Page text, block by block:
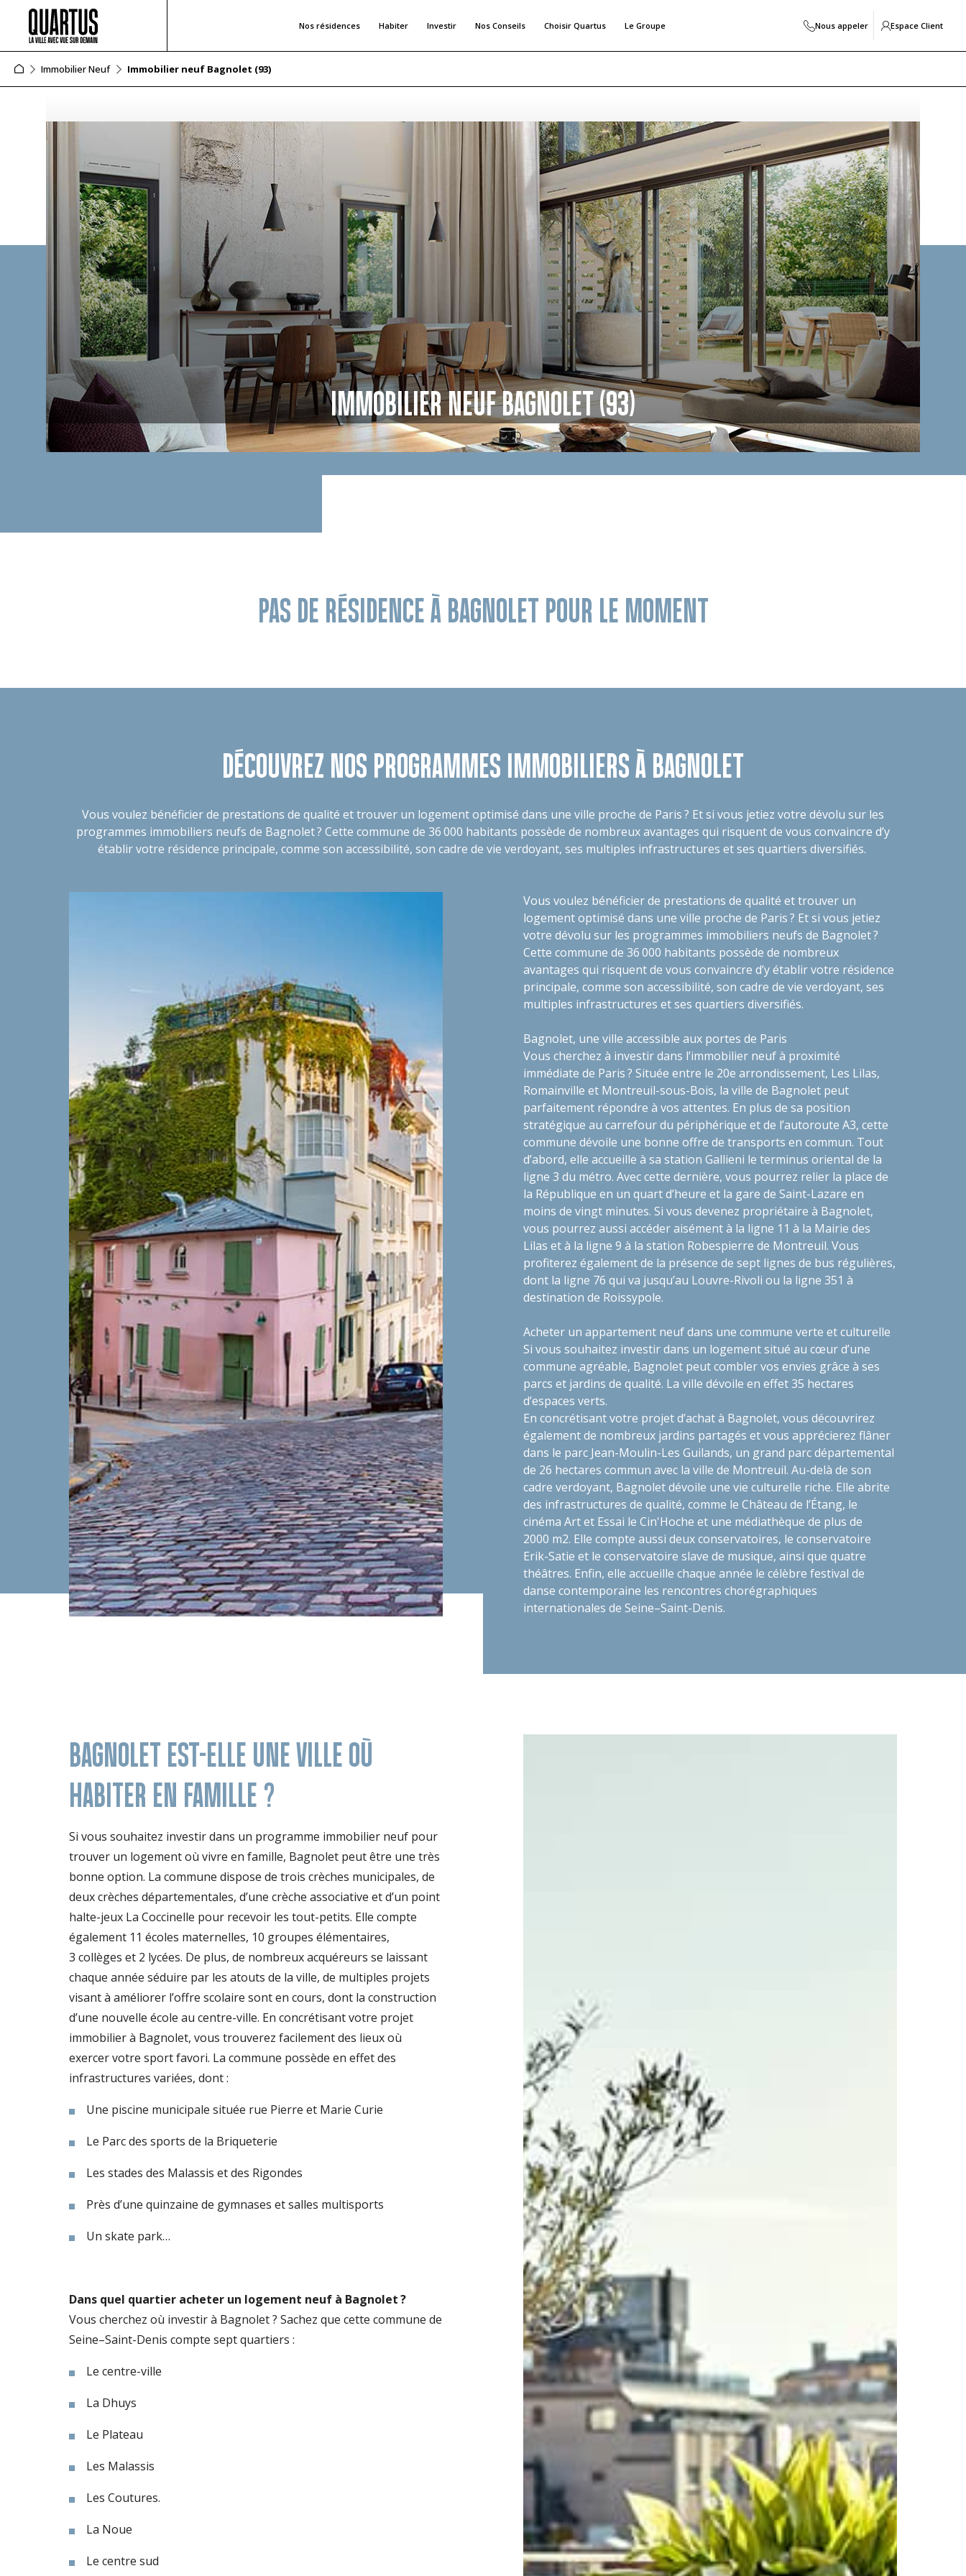
Nos résidences Habiter Investir Nos Conseils Choisir Quartus Le Groupe Nous appeler Espace Client
Immobilier Neuf Immobilier neuf Bagnolet (93)
IMMOBILIER NEUF BAGNOLET (93)
PAS DE RÉSIDENCE À BAGNOLET POUR LE MOMENT
DÉCOUVREZ NOS PROGRAMMES IMMOBILIERS À BAGNOLET
Vous voulez bénéficier de prestations de qualité et trouver un logement optimisé dans une ville proche de Paris ? Et si vous jetiez votre dévolu sur les
programmes immobiliers neufs de Bagnolet ? Cette commune de 36 000 habitants possède de nombreux avantages qui risquent de vous convaincre d’y
établir votre résidence principale, comme son accessibilité, son cadre de vie verdoyant, ses multiples infrastructures et ses quartiers diversifiés.
Vous voulez bénéficier de prestations de qualité et trouver un
logement optimisé dans une ville proche de Paris ? Et si vous jetiez
votre dévolu sur les programmes immobiliers neufs de Bagnolet ?
Cette commune de 36 000 habitants possède de nombreux
avantages qui risquent de vous convaincre d’y établir votre résidence
principale, comme son accessibilité, son cadre de vie verdoyant, ses
multiples infrastructures et ses quartiers diversifiés.
Bagnolet, une ville accessible aux portes de Paris
Vous cherchez à investir dans l’immobilier neuf à proximité
immédiate de Paris ? Située entre le 20e arrondissement, Les Lilas,
Romainville et Montreuil-sous-Bois, la ville de Bagnolet peut
parfaitement répondre à vos attentes. En plus de sa position
stratégique au carrefour du périphérique et de l’autoroute A3, cette
commune dévoile une bonne offre de transports en commun. Tout
d’abord, elle accueille à sa station Gallieni le terminus oriental de la
ligne 3 du métro. Avec cette dernière, vous pourrez relier la place de
la République en un quart d’heure et la gare de Saint-Lazare en
moins de vingt minutes. Si vous devenez propriétaire à Bagnolet,
vous pourrez aussi accéder aisément à la ligne 11 à la Mairie des
Lilas et à la ligne 9 à la station Robespierre de Montreuil. Vous
profiterez également de la présence de sept lignes de bus régulières,
dont la ligne 76 qui va jusqu’au Louvre-Rivoli ou la ligne 351 à
destination de Roissypole.
Acheter un appartement neuf dans une commune verte et culturelle
Si vous souhaitez investir dans un logement situé au cœur d’une
commune agréable, Bagnolet peut combler vos envies grâce à ses
parcs et jardins de qualité. La ville dévoile en effet 35 hectares
d’espaces verts.
En concrétisant votre projet d’achat à Bagnolet, vous découvrirez
également de nombreux jardins partagés et vous apprécierez flâner
dans le parc Jean-Moulin-Les Guilands, un grand parc départemental
de 26 hectares commun avec la ville de Montreuil. Au-delà de son
cadre verdoyant, Bagnolet dévoile une vie culturelle riche. Elle abrite
des infrastructures de qualité, comme le Château de l’Étang, le
cinéma Art et Essai le Cin'Hoche et une médiathèque de plus de
2000 m2. Elle compte aussi deux conservatoires, le conservatoire
Erik-Satie et le conservatoire slave de musique, ainsi que quatre
théâtres. Enfin, elle accueille chaque année le célèbre festival de
danse contemporaine les rencontres chorégraphiques
internationales de Seine–Saint-Denis.
BAGNOLET EST-ELLE UNE VILLE OÙ
HABITER EN FAMILLE ?
Si vous souhaitez investir dans un programme immobilier neuf pour
trouver un logement où vivre en famille, Bagnolet peut être une très
bonne option. La commune dispose de trois crèches municipales, de
deux crèches départementales, d’une crèche associative et d’un point
halte-jeux La Coccinelle pour recevoir les tout-petits. Elle compte
également 11 écoles maternelles, 10 groupes élémentaires,
3 collèges et 2 lycées. De plus, de nombreux acquéreurs se laissant
chaque année séduire par les atouts de la ville, de multiples projets
visant à améliorer l’offre scolaire sont en cours, dont la construction
d’une nouvelle école au centre-ville. En concrétisant votre projet
immobilier à Bagnolet, vous trouverez facilement des lieux où
exercer votre sport favori. La commune possède en effet des
infrastructures variées, dont :
Une piscine municipale située rue Pierre et Marie Curie
Le Parc des sports de la Briqueterie
Les stades des Malassis et des Rigondes
Près d’une quinzaine de gymnases et salles multisports
Un skate park…
Dans quel quartier acheter un logement neuf à Bagnolet ?
Vous cherchez où investir à Bagnolet ? Sachez que cette commune de
Seine–Saint-Denis compte sept quartiers :
Le centre-ville
La Dhuys
Le Plateau
Les Malassis
Les Coutures.
La Noue
Le centre sud